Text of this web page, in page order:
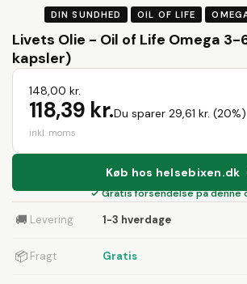
DIN SUNDHED OIL OF LIFE
Livets Olie - Oil of Life Omega
kapsler)
148,00 kr.
118,39 kr.Du sparer 29,61 kr. (20%)
inkl. moms
Køb hos helsebixen.dk
✓ Gratis forsendelse på denne
🚚 Levering 1-3 hverdage
📦 Fragt Gratis